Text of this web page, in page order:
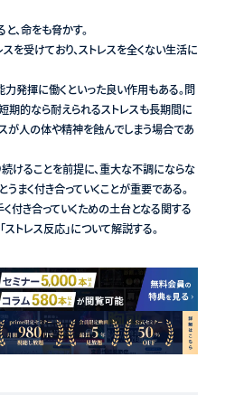
、命をも脅かす。
を受けており、ストレスを全くない生活に
力発揮に働くといった良い作用もある。問
期的なら耐えられるストレスも長期間に
が人の体や精神を蝕んでしまう場合であ
続けることを前提に、重大な不調にならな
まく付き合っていくことが重要である。
付き合っていくための土台となる関する
ストレス反応」について解説する。